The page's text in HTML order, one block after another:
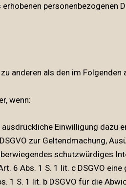
personenbezogenen
anderen als den im
wenn:
Einwilligung dazu
zur Geltendmachung,
schutzwürdiges
6 Abs. 1 S. 1 lit. c DSGVO
1 S. 1 lit. b DSGVO für die